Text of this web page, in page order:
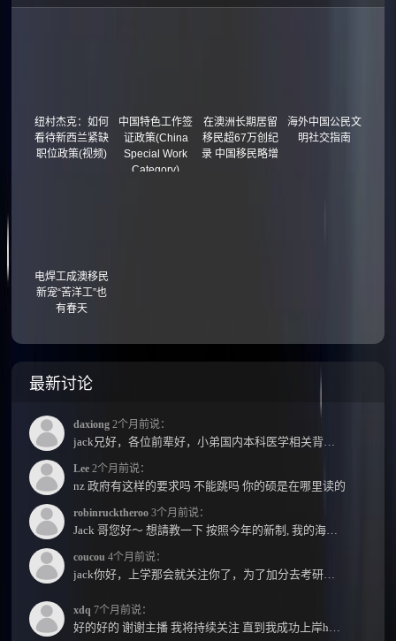
纽村杰克：如何
看待新西兰紧缺
职位政策(视频)
中国特色工作签
证政策(China
Special Work
Category)
在澳洲长期居留
移民超67万创纪
录 中国移民略增
海外中国公民文
明社交指南
电焊工成澳移民
新宠“苦洋工”也
有春天
最新讨论
daxiong 2个月前说：
Lee 2个月前说：
nz 政府有这样的要求吗 不能跳吗 你的硕是在哪里读的
robinrucktheroo 3个月前说：
coucou 4个月前说：
xdq 7个月前说：